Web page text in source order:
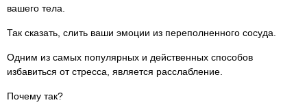
вашего тела.
Так сказать, слить ваши эмоции из переполненного сосуда.
Одним из самых популярных и действенных способов
избавиться от стресса, является расслабление.
Почему так?